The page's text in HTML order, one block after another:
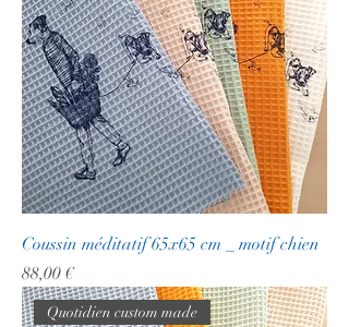
Coussin méditatif 65x65 cm _ motif chien
Prix
88,00 €
Quotidien custom made